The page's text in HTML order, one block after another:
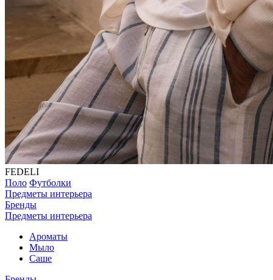
FEDELI
Поло Футболки
Предметы интерьера
Бренды
Предметы интерьера
Ароматы
Мыло
Саше